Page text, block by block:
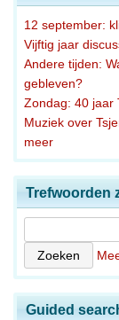
12 september:
Vijftig jaar
Andere tijden:
gebleven?
Zondag: 40 jaar
Muziek over
meer
Trefwoorden
Guided